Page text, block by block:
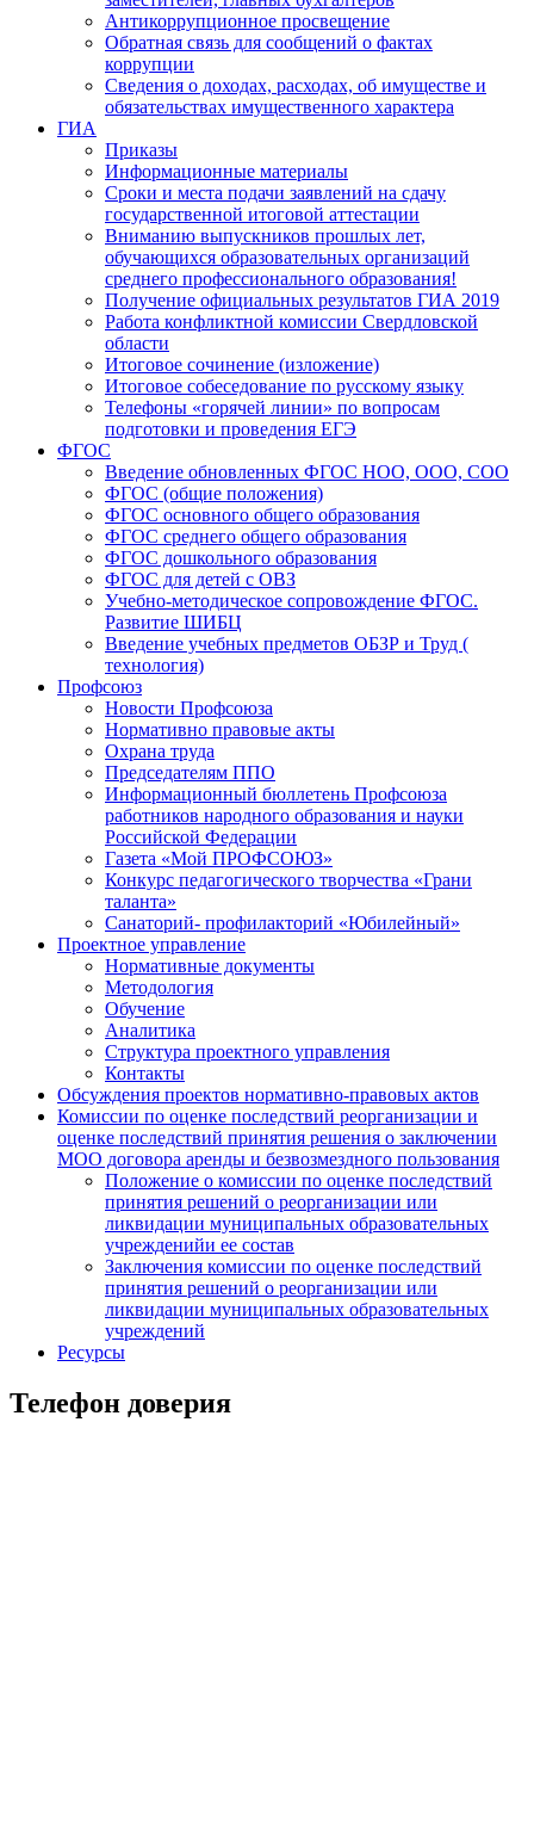
Антикоррупционное просвещение
Обратная связь для сообщений о фактах
коррупции
Сведения о доходах, расходах, об имуществе и
обязательствах имущественного характера
ГИА
Приказы
Информационные материалы
Сроки и места подачи заявлений на сдачу
государственной итоговой аттестации
Вниманию выпускников прошлых лет,
обучающихся образовательных организаций
среднего профессионального образования!
Получение официальных результатов ГИА 2019
Работа конфликтной комиссии Свердловской
области
Итоговое сочинение (изложение)
Итоговое собеседование по русскому языку
Телефоны «горячей линии» по вопросам
подготовки и проведения ЕГЭ
ФГОС
Введение обновленных ФГОС НОО, ООО, СОО
ФГОС (общие положения)
ФГОС основного общего образования
ФГОС среднего общего образования
ФГОС дошкольного образования
ФГОС для детей с ОВЗ
Учебно-методическое сопровождение ФГОС.
Развитие ШИБЦ
Введение учебных предметов ОБЗР и Труд (
технология)
Профсоюз
Новости Профсоюза
Нормативно правовые акты
Охрана труда
Председателям ППО
Информационный бюллетень Профсоюза
работников народного образования и науки
Российской Федерации
Газета «Мой ПРОФСОЮЗ»
Конкурс педагогического творчества «Грани
таланта»
Санаторий- профилакторий «Юбилейный»
Проектное управление
Нормативные документы
Методология
Обучение
Аналитика
Структура проектного управления
Контакты
Обсуждения проектов нормативно-правовых актов
Комиссии по оценке последствий реорганизации и
оценке последствий принятия решения о заключении
МОО договора аренды и безвозмездного пользования
Положение о комиссии по оценке последствий
принятия решений о реорганизации или
ликвидации муниципальных образовательных
учрежденийи ее состав
Заключения комиссии по оценке последствий
принятия решений о реорганизации или
ликвидации муниципальных образовательных
учреждений
Ресурсы
Телефон доверия